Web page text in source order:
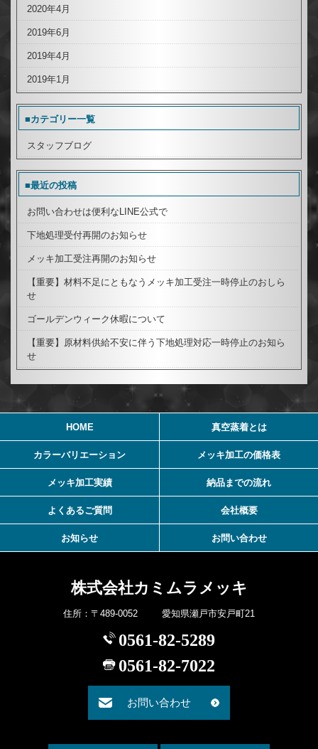
2020年4月
2019年6月
2019年4月
2019年1月
■カテゴリー一覧
スタッフブログ
■最近の投稿
お問い合わせは便利なLINE公式で
下地処理受付再開のお知らせ
メッキ加工受注再開のお知らせ
【重要】材料不足にともなうメッキ加工受注一時停止のおしら
せ
ゴールデンウィーク休暇について
【重要】原材料供給不安に伴う下地処理対応一時停止のお知ら
せ
HOME 真空蒸着とは
カラーバリエーション メッキ加工の価格表
メッキ加工実績 納品までの流れ
よくあるご質問 会社概要
お知らせ お問い合わせ
株式会社カミムラメッキ
住所：〒489-0052 愛知県瀬戸市安戸町21
0561-82-5289
0561-82-7022
お問い合わせ